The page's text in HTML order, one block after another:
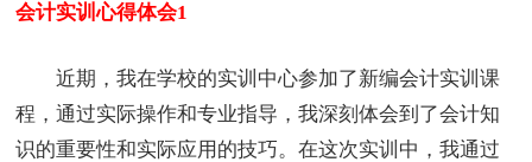
会计实训心得体会1
近期，我在学校的实训中心参加了新编会计实训课
程，通过实际操作和专业指导，我深刻体会到了会计知
识的重要性和实际应用的技巧。在这次实训中，我通过